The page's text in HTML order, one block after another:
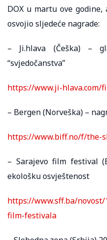
DOX u martu ove
osvojio sljedeće nagrade:
– Ji.hlava (Češka) –
“svjedočanstva”
https://www.ji-hlava.com/
– Bergen (Norveška) –
https://www.biff.no/f/the-
– Sarajevo film festival
ekološku osvještenost
https://www.sff.ba/novost/
film-festivala